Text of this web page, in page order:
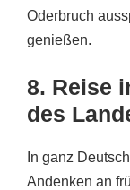
Oderbruch
genießen.
8. Reise
des
In ganz
Andenken an